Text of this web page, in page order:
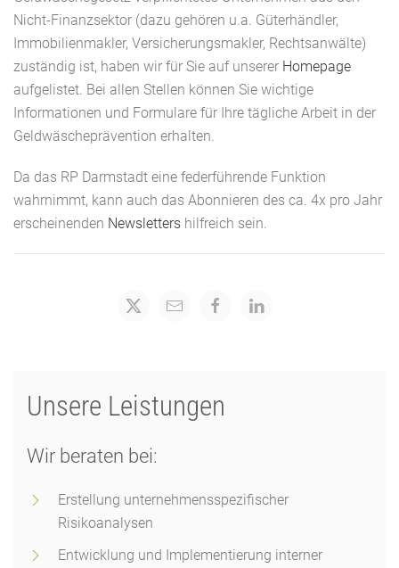
Nicht-Finanzsektor (dazu gehören u.a. Güterhändler,
Immobilienmakler, Versicherungsmakler, Rechtsanwälte)
zuständig ist, haben wir für Sie auf unserer Homepage
aufgelistet. Bei allen Stellen können Sie wichtige
Informationen und Formulare für Ihre tägliche Arbeit in der
Geldwäscheprävention erhalten.
Da das RP Darmstadt eine federführende Funktion
wahrnimmt, kann auch das Abonnieren des ca. 4x pro Jahr
erscheinenden Newsletters hilfreich sein.
Unsere Leistungen
Wir beraten bei:
Erstellung unternehmensspezifischer
Risikoanalysen
Entwicklung und Implementierung interner